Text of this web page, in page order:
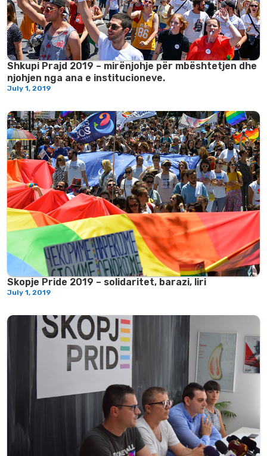
Shkupi Prajd 2019 – mirënjohje për mbështetjen dhe
njohjen nga ana e institucioneve.
July 1, 2019
Skopje Pride 2019 – solidaritet, barazi, liri
July 1, 2019